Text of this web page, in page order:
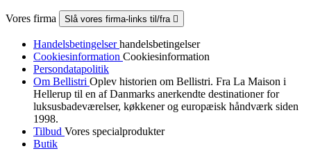
Vores firma Slå vores firma-links til/fra 
Handelsbetingelserhandelsbetingelser
Cookiesinformation Cookiesinformation
Persondatapolitik
Om Bellistri Oplev historien om Bellistri. Fra La Maison i
Hellerup til en af Danmarks anerkendte destinationer for
luksus­badeværelser, køkkener og europæisk håndværk siden
1998.
Tilbud Vores specialprodukter
Butik